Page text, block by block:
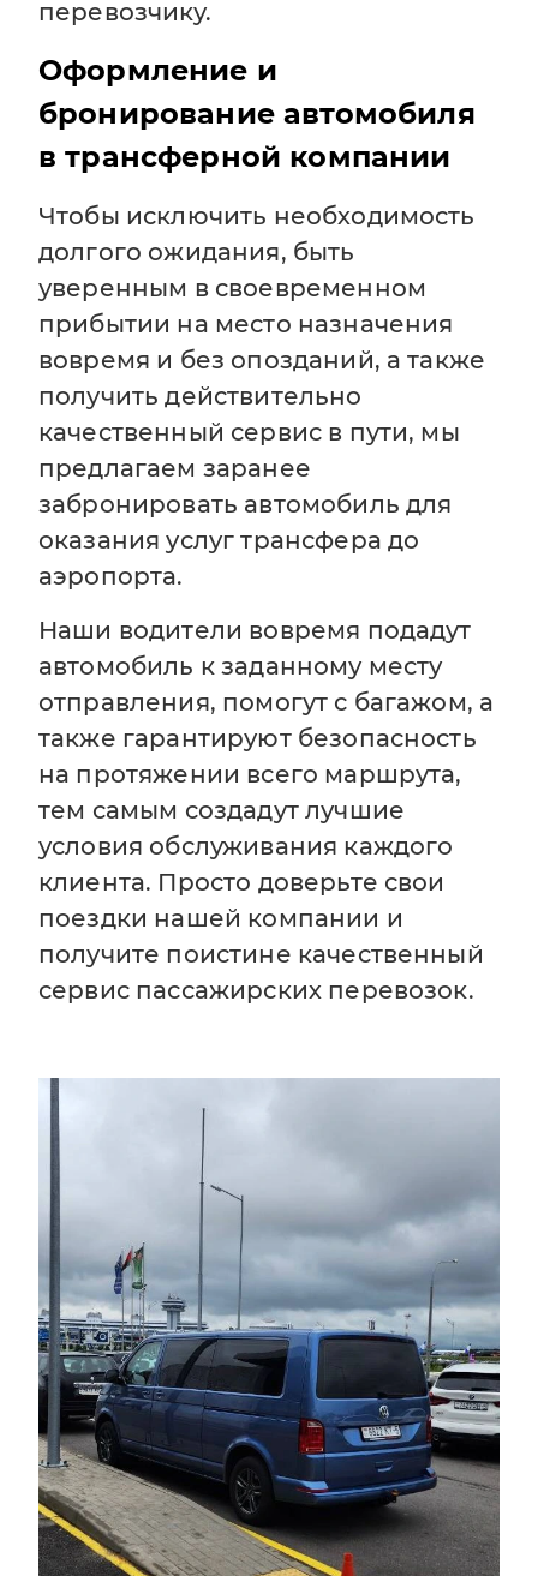
перевозчику.
Оформление и
бронирование автомобиля
в трансферной компании
Чтобы исключить необходимость
долгого ожидания, быть
уверенным в своевременном
прибытии на место назначения
вовремя и без опозданий, а также
получить действительно
качественный сервис в пути, мы
предлагаем заранее
забронировать автомобиль для
оказания услуг трансфера до
аэропорта.
Наши водители вовремя подадут
автомобиль к заданному месту
отправления, помогут с багажом, а
также гарантируют безопасность
на протяжении всего маршрута,
тем самым создадут лучшие
условия обслуживания каждого
клиента. Просто доверьте свои
поездки нашей компании и
получите поистине качественный
сервис пассажирских перевозок.